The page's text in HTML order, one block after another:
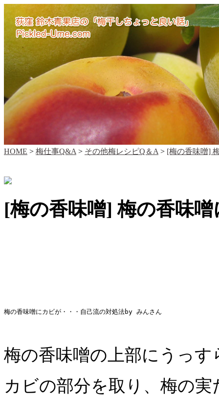
HOME > 梅仕事Q&A > その他梅レシピQ＆A > [梅の香味噌]
[梅の香味噌] 梅の香味
梅の香味噌にカビが・・・自己流の対処法by みんさん
梅の香味噌の上部にうっ
カビの部分を取り、梅の